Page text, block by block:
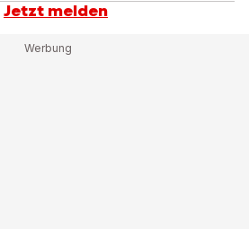
Jetzt melden